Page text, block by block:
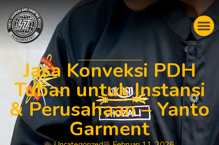
Jasa Konveksi PDH
Tuban untuk Instansi
& Perusahaan – Yanto
Garment